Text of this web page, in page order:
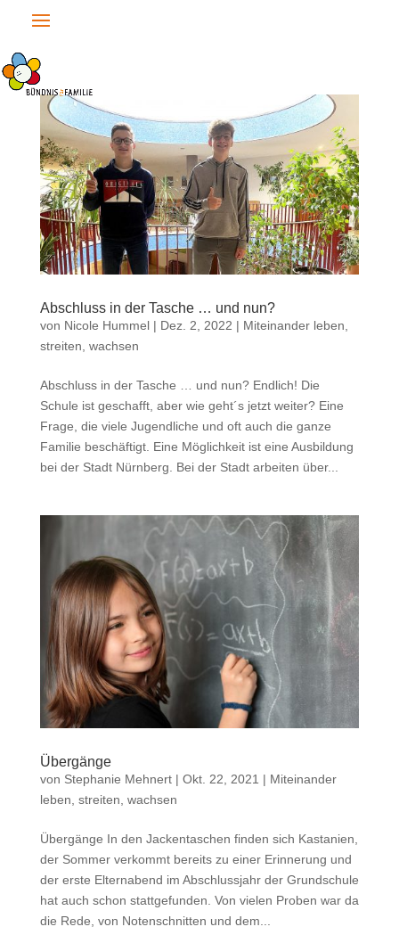
Abschluss in der Tasche … und nun?
von Nicole Hummel| Dez. 2, 2022 | Miteinander leben,
streiten, wachsen
Abschluss in der Tasche … und nun? Endlich! Die
Schule ist geschafft, aber wie geht´s jetzt weiter? Eine
Frage, die viele Jugendliche und oft auch die ganze
Familie beschäftigt. Eine Möglichkeit ist eine Ausbildung
bei der Stadt Nürnberg. Bei der Stadt arbeiten über...
Übergänge
von Stephanie Mehnert| Okt. 22, 2021 | Miteinander
leben, streiten, wachsen
Übergänge In den Jackentaschen finden sich Kastanien,
der Sommer verkommt bereits zu einer Erinnerung und
der erste Elternabend im Abschlussjahr der Grundschule
hat auch schon stattgefunden. Von vielen Proben war da
die Rede, von Notenschnitten und dem...